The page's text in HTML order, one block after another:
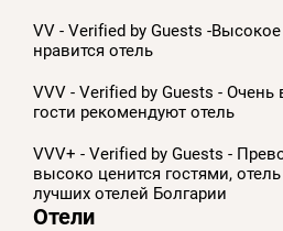
VV - Verified by Guests -Высокое
нравится отель
VVV - Verified by Guests - Очень
гости рекомендуют отель
VVV+ - Verified by Guests -
высоко ценится гостями,
лучших отелей Болгарии
Отели